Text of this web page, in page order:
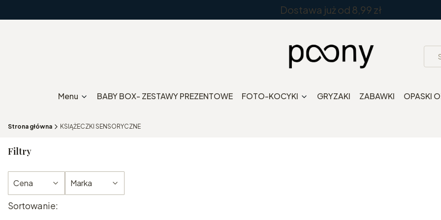
Dostawa już od 8,99 zł
Menu BABY BOX- ZESTAWY PREZENTOWE FOTO-KOCYKI GRYZAKI ZABAWKI OPASKI
Strona główna KSIĄŻECZKI SENSORYCZNE
Filtry
Cena Marka
Koniec filtrów
Sortowanie: